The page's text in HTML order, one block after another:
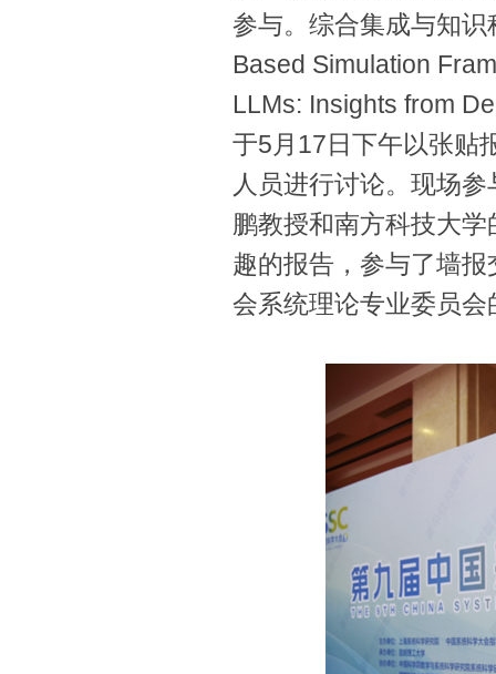
参与。综合集成与知
Based Simulation
LLMs: Insights from
于5月17日下午以张贴
人员进行讨论。现场
鹏教授和南方科技大
趣的报告，参与了墙
会系统理论专业委员